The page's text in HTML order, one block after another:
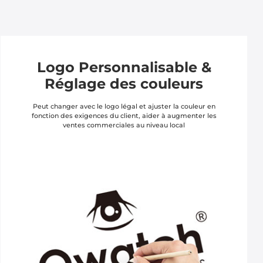
Logo Personnalisable &
Réglage des couleurs
Peut changer avec le logo légal et ajuster la couleur en
fonction des exigences du client, aider à augmenter les
ventes commerciales au niveau local